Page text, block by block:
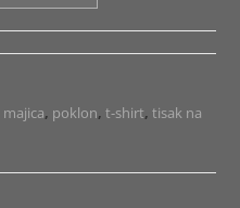
majica, poklon,t-shirt,tisak na